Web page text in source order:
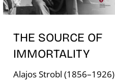
THE SOURCE OF
IMMORTALITY
Alajos Strobl (1856–1926)